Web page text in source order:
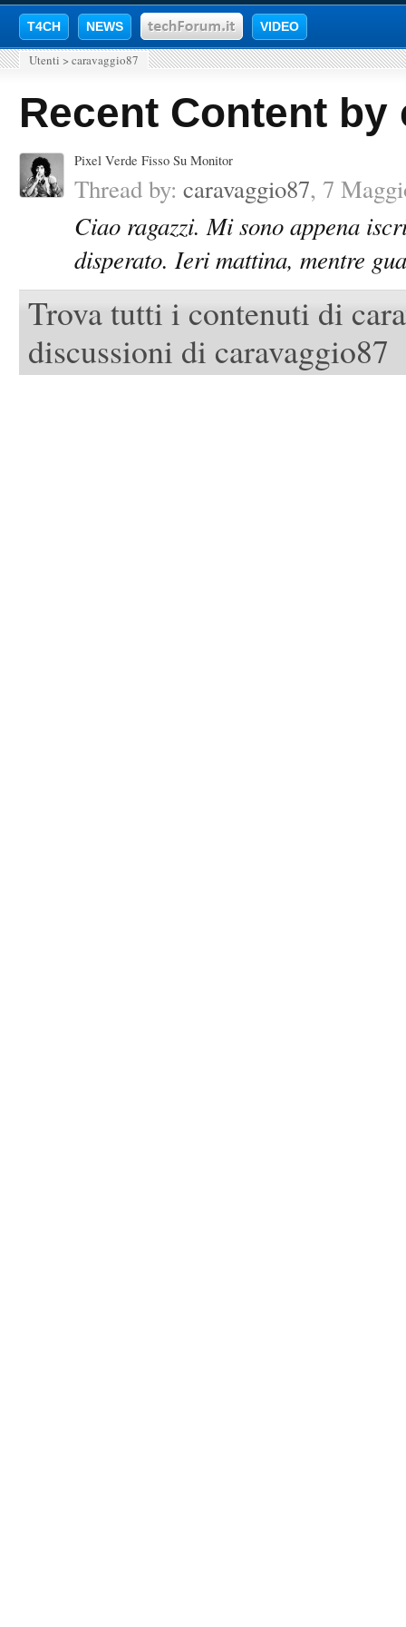
T4CH NEWS VIDEO
Utenti > caravaggio87
Recent Content by
Pixel Verde Fisso Su Monitor
Thread by: caravaggio87, 7
Ciao ragazzi. Mi sono appena
disperato. Ieri mattina, mentre
Trova tutti i contenuti di
discussioni di caravaggio87